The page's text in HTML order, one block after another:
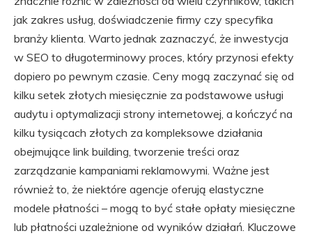
jak zakres usług, doświadczenie firmy czy specyfika
branży klienta. Warto jednak zaznaczyć, że inwestycja
w SEO to długoterminowy proces, który przynosi efekty
dopiero po pewnym czasie. Ceny mogą zaczynać się od
kilku setek złotych miesięcznie za podstawowe usługi
audytu i optymalizacji strony internetowej, a kończyć na
kilku tysiącach złotych za kompleksowe działania
obejmujące link building, tworzenie treści oraz
zarządzanie kampaniami reklamowymi. Ważne jest
również to, że niektóre agencje oferują elastyczne
modele płatności – mogą to być stałe opłaty miesięczne
lub płatności uzależnione od wyników działań. Kluczowe